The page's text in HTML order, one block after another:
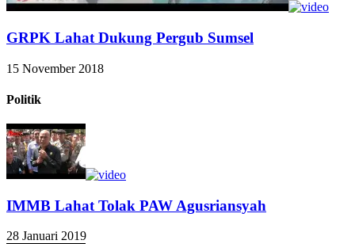
GRPK Lahat Dukung Pergub Sumsel
15 November 2018
Politik
IMMB Lahat Tolak PAW Agusriansyah
28 Januari 2019